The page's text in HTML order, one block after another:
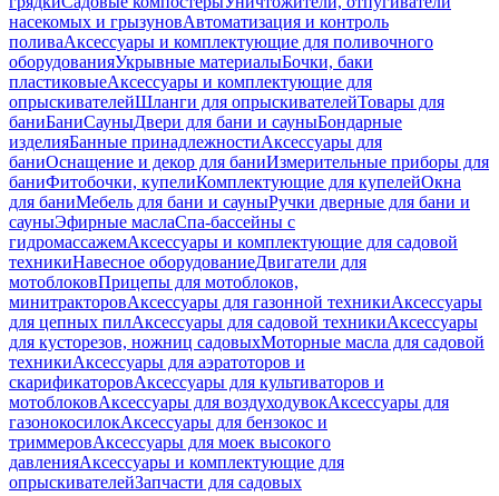
насекомых и грызуновАвтоматизация и контроль
поливаАксессуары и комплектующие для поливочного
оборудованияУкрывные материалыБочки, баки
пластиковыеАксессуары и комплектующие для
опрыскивателейШланги для опрыскивателейТовары для
баниБаниСауныДвери для бани и сауныБондарные
изделияБанные принадлежностиАксессуары для
баниОснащение и декор для баниИзмерительные приборы для
баниФитобочки, купелиКомплектующие для купелейОкна
для баниМебель для бани и сауныРучки дверные для бани и
сауныЭфирные маслаСпа-бассейны с
гидромассажемАксессуары и комплектующие для садовой
техникиНавесное оборудованиеДвигатели для
мотоблоковПрицепы для мотоблоков,
минитракторовАксессуары для газонной техникиАксессуары
для цепных пилАксессуары для садовой техникиАксессуары
для кусторезов, ножниц садовыхМоторные масла для садовой
техникиАксессуары для аэратоторов и
скарификаторовАксессуары для культиваторов и
мотоблоковАксессуары для воздуходувокАксессуары для
газонокосилокАксессуары для бензокос и
триммеровАксессуары для моек высокого
давленияАксессуары и комплектующие для
опрыскивателейЗапчасти для садовых